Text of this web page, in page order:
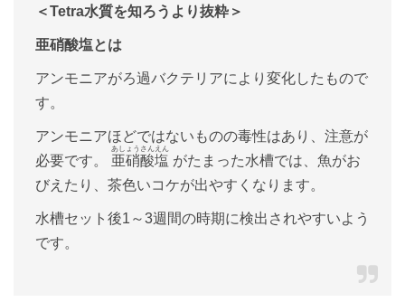
＜Tetra水質を知ろうより抜粋＞
亜硝酸塩とは
アンモニアがろ過バクテリアにより変化したもので
す。
アンモニアほどではないものの毒性はあり、注意が
必要です。 亜硝酸塩
あしょうさんえん
がたまった水槽では、魚がお
びえたり、茶色いコケが出やすくなります。
水槽セット後1～3週間の時期に検出されやすいよう
です。